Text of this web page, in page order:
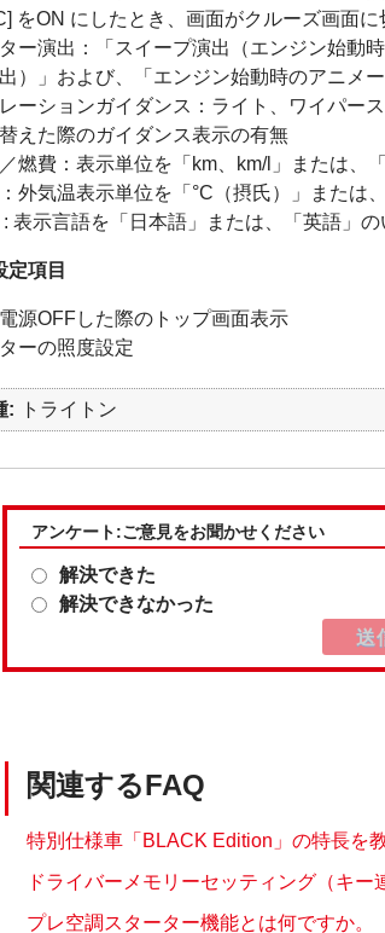
をON にしたとき、画面がクルーズ画面に
ー演出：「スイープ演出（エンジン始動
）」および、「エンジン始動時のアニメ
ーションガイダンス：ライト、ワイパー
えた際のガイダンス表示の有無
燃費：表示単位を「km、km/l」または、
外気温表示単位を「°C（摂氏）」または
表示言語を「日本語」または、「英語」
定項目
源OFFした際のトップ画面表示
ーの照度設定
トライトン
アンケート:ご意見をお聞かせください
解決できた
解決できなかった
関連するFAQ
特別仕様車「BLACK Edition」の特長を
ドライバーメモリーセッティング（キ
プレ空調スターター機能とは何ですか。